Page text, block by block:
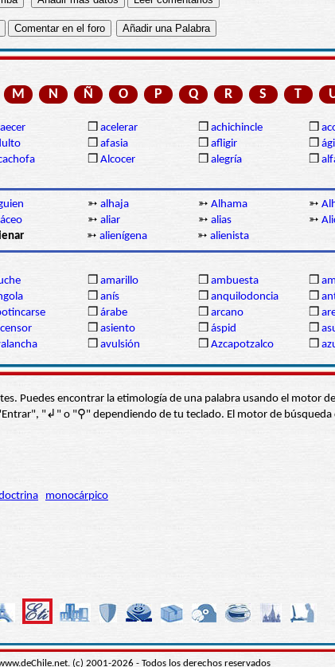
M N Ñ O P Q R S T
❒ acelerar ❒ achichincle ❒
❒ afasia ❒ afligir ❒
❒ Alcocer ❒ alegría ❒
➳ alhaja ➳ Alhama ➳
➳ aliar ➳ alias ➳
➳ alienígena ➳ alienista
❒ amarillo ❒ ambuesta ❒
❒ anís ❒ anquilodoncia ❒
❒ árabe ❒ arcano ❒
❒ asiento ❒ áspid ❒
❒ avulsión ❒ Azcapotzalco ❒
Puedes encontrar la etimología de una palabra usando el motor
"↲" o "⚲" dependiendo de tu teclado. El motor de
monocárpico
(c) 2001-2026 - Todos los derechos reservados